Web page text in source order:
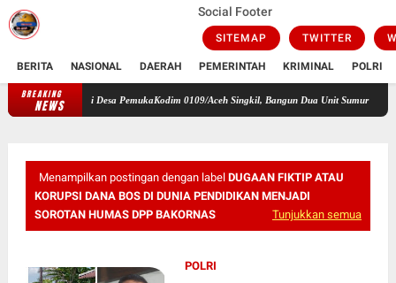
Social Footer
SITEMAP TWITTER
BERITA NASIONAL DAERAH PEMERINTAH KRIMINAL POLRI
BREAKING
NEWS Kodim 0109/Aceh Singkil, Bangun Dua Unit Sumur Bor di Desa
Menampilkan postingan dengan label DUGAAN FIKTIP ATAU
KORUPSI DANA BOS DI DUNIA PENDIDIKAN MENJADI
SOROTAN HUMAS DPP BAKORNAS
Tunjukkan semua
POLRI